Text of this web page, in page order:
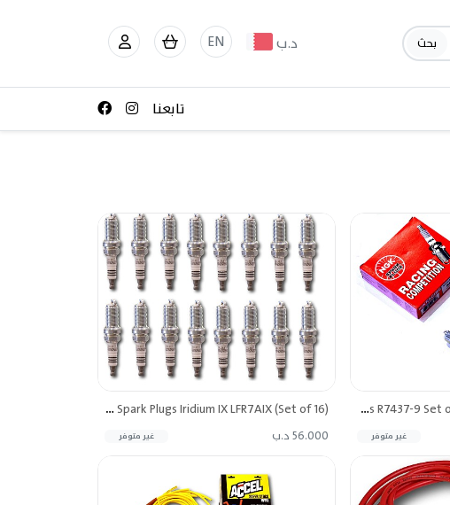
بحث د.ب EN
تابعنا
NGK Racing Competition Spark Plugs R7437-9 Set of 6 (Replaces HKS M45iL)
غير متوفر
NGK Spark Plugs Iridium IX LFR7AIX (Set of 16)
56.000 د.ب غير متوفر